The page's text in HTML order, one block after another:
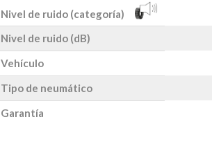
Nivel de ruido (categoría)
Nivel de ruido (dB)
Vehículo
Tipo de neumático
Garantía